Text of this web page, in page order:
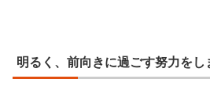
明るく、前向きに過ごす努力をし